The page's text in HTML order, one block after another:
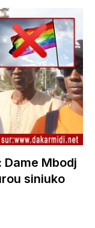
Mbodj
siniuko